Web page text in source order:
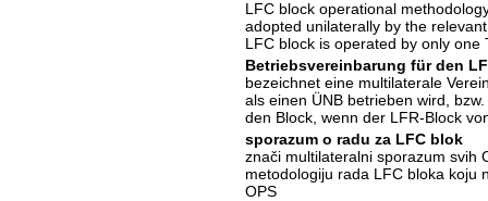
LFC block operational
adopted unilaterally by the
LFC block is operated by only one
Betriebsvereinbarung für den
bezeichnet eine multilaterale
als einen ÜNB betrieben wird,
den Block, wenn der LFR-Block
sporazum o radu za LFC blok
znači multilateralni sporazum svih
metodologiju rada LFC bloka koju
OPS